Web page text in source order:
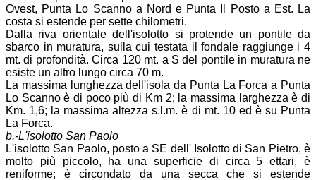
Ovest, Punta Lo Scanno a Nord e Punta Il Posto a Est. La
costa si estende per sette chilometri.
Dalla riva orientale dell'isolotto si protende un pontile da
sbarco in muratura, sulla cui testata il fondale raggiunge i 4
mt. di profondità. Circa 120 mt. a S del pontile in muratura ne
esiste un altro lungo circa 70 m.
La massima lunghezza dell'isola da Punta La Forca a Punta
Lo Scanno è di poco più di Km 2; la massima larghezza è di
Km. 1,6; la massima altezza s.l.m. è di mt. 10 ed è su Punta
La Forca.
b.-L'isolotto San Paolo
L'isolotto San Paolo, posto a SE dell' Isolotto di San Pietro, è
molto più piccolo, ha una superficie di circa 5 ettari, è
reniforme; è circondato da una secca che si estende